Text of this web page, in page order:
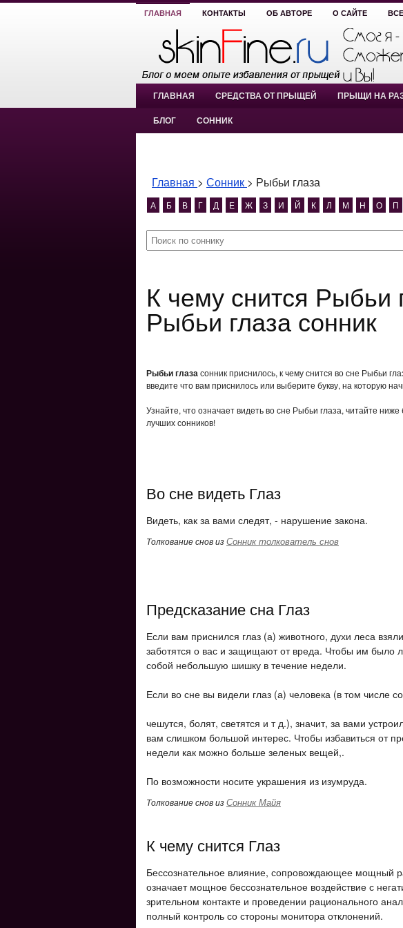
ГЛАВНАЯ КОНТАКТЫ ОБ АВТОРЕ О САЙТЕ
ГЛАВНАЯ СРЕДСТВА ОТ ПРЫЩЕЙ ПРЫЩИ НА
БЛОГ СОННИК
Главная > Сонник > Рыбьи глаза
А Б В Г Д Е Ж З И Й К Л М Н О П
К чему снится Рыбьи глаза?
Рыбьи глаза сонник
Рыбьи глазасонник приснилось, к чему снится во сне Рыбьи
введите что вам приснилось или выберите букву, на которую
Узнайте, что означает видеть во сне Рыбьи глаза, читайте
лучших сонников!
Во сне видеть Глаз
Видеть, как за вами следят, - нарушение закона.
Толкование снов изСонник толкователь снов
Предсказание сна Глаз
Если вам приснился глаз (а) животного, духи леса
заботятся о вас и защищают от вреда. Чтобы им было
собой небольшую шишку в течение недели.
Если во сне вы видели глаз (а) человека (в том числе
чешутся, болят, светятся и т д.), значит, за вами
вам слишком большой интерес. Чтобы избавиться от
недели как можно больше зеленых вещей,.
По возможности носите украшения из изумруда.
Толкование снов изСонник Майя
К чему снится Глаз
Бессознательное влияние, сопровождающее мощный
означает мощное бессознательное воздействие с
зрительном контакте и проведении рационального
полный контроль со стороны монитора отклонений.